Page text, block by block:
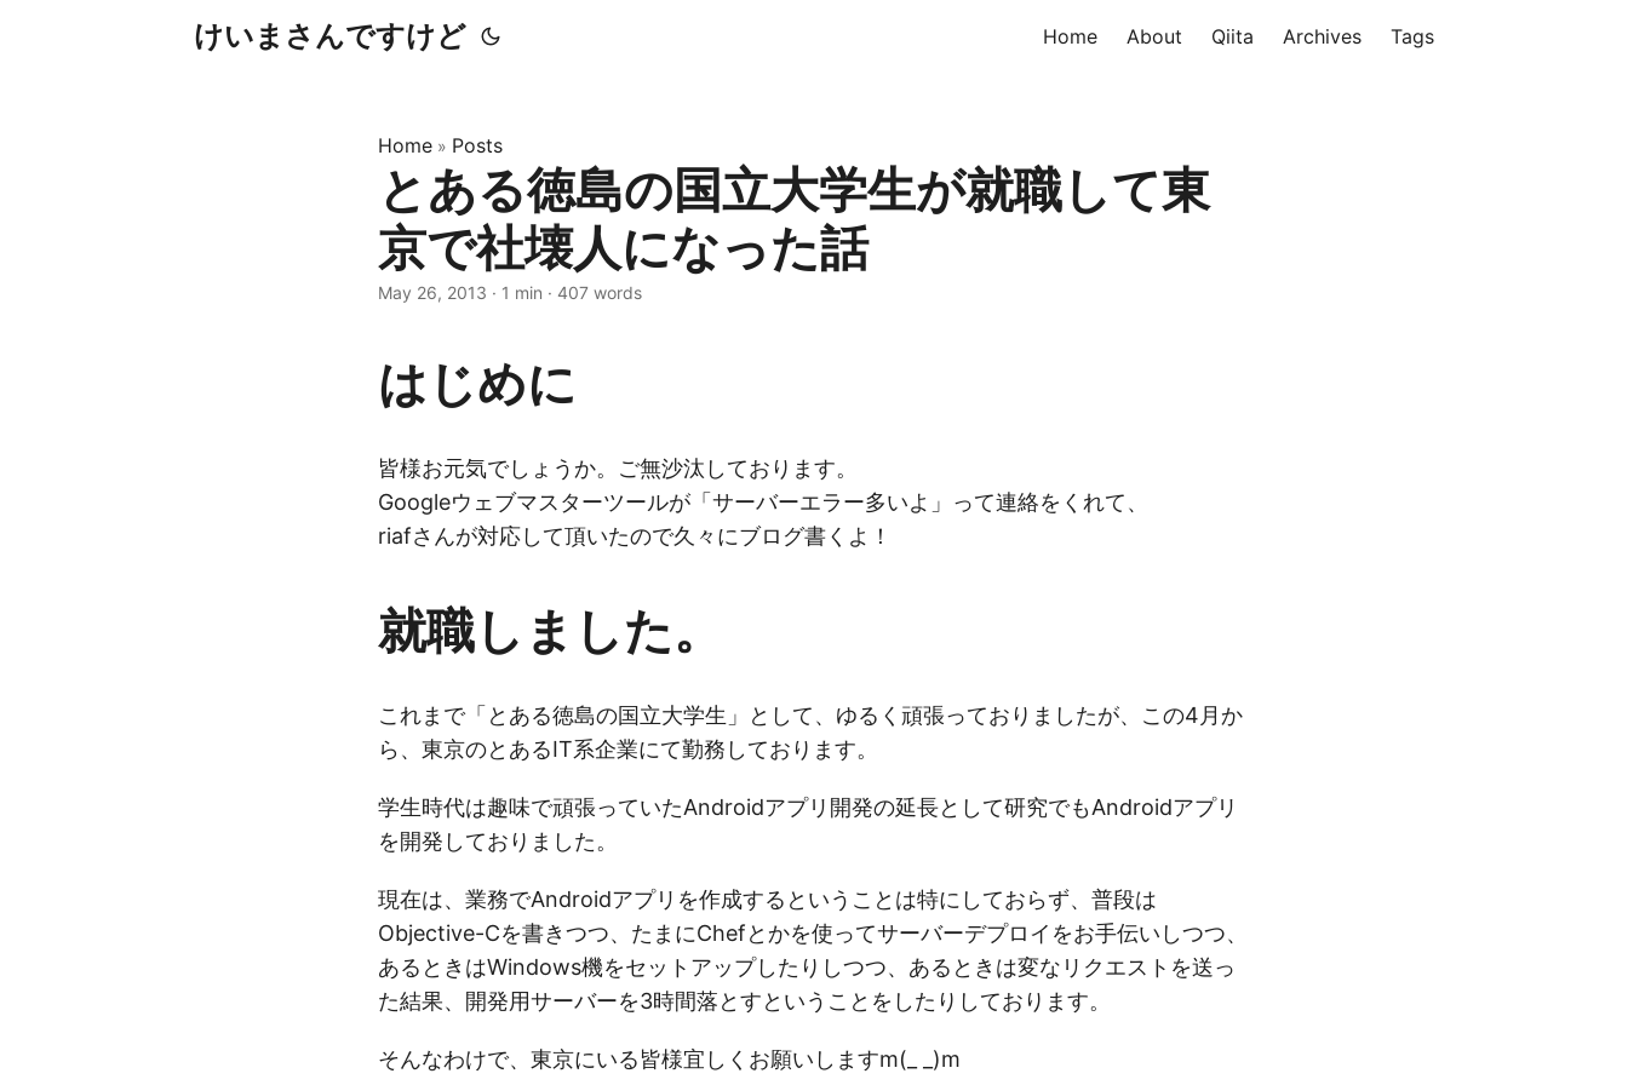
けいまさんですけど Home About Qiita Archives Tags
Home » Posts
とある徳島の国立大学生が就職して東
京で社壊人になった話
May 26, 2013 · 1 min · 407 words
はじめに
皆様お元気でしょうか。ご無沙汰しております。
Googleウェブマスターツールが「サーバーエラー多いよ」って連絡をくれて、
riafさんが対応して頂いたので久々にブログ書くよ！
就職しました。
これまで「とある徳島の国立大学生」として、ゆるく頑張っておりましたが、この4月か
ら、東京のとあるIT系企業にて勤務しております。
学生時代は趣味で頑張っていたAndroidアプリ開発の延長として研究でもAndroidアプリ
を開発しておりました。
現在は、業務でAndroidアプリを作成するということは特にしておらず、普段は
Objective-Cを書きつつ、たまにChefとかを使ってサーバーデプロイをお手伝いしつつ、
あるときはWindows機をセットアップしたりしつつ、あるときは変なリクエストを送っ
た結果、開発用サーバーを3時間落とすということをしたりしております。
そんなわけで、東京にいる皆様宜しくお願いしますm(_ _)m